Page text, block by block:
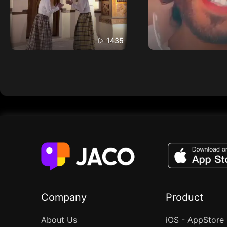
1435
Company
About Us
Product
iOS - AppStore